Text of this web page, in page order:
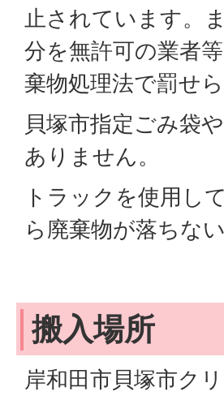
止されています。
分を無許可の業者
棄物処理法で罰せら
貝塚市指定ごみ袋
ありません。
トラックを使用し
ら廃棄物が落ちな
搬入場所
岸和田市貝塚市ク